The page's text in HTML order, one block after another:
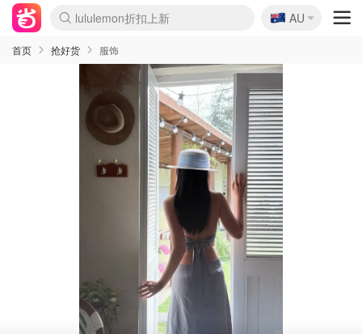
lululemon折扣上新
Sasa美妆护肤3.5折
SSENSE年中3折
FreshBeauty好价汇总
Cettire降价+叠9折
Farfetch折上8折
WWS Coles超市实拍
viagogo二手票捡漏
Myer清仓1折起
The Outnet奢牌1折起
David Jones 3折起
Flannels大牌1折
Perfumes Club护肤1折
AMIRO返校季6.2折
Oweek抽奖送Airpods
Amazon折扣汇总
eToro入金$200送$50
Amazon数码好物
ICONIC本周7.5折
ThedoubleF高奢地板价
Moose Knuckles 6折
丝芙兰5折起
EUFY官网3.7折起
Selenichast首饰2折
Trip机票酒店促销
YSL送5件彩妆礼
Amazon家居好物
BIGBANG巡演开票
David Jones时尚3折
Amazon美妆护肤
雅漾大喷$8
过敏原检测盒$33
伊索独家赠50ml沐浴露
科颜氏清仓3折
SEALIFE海洋馆门票6折
丝塔芙大白罐$16
订阅Newsletter送香薰
Cult Beauty 6.8折
Harrods圣诞日历2.3折
LN-CC奢牌私促3折
d'Alba空姐喷雾$16
EVE LOM套装逆天2折
Bernardelli独家4折
Adore Beauty 6折起
CT圣诞日历
Mytheresa奢品2.7折
Luxury Escapes 9折
Currentbody美容仪9折
MOON Garden Live
ALLSAINTS美衣3折
Roborock扫地机3.7折
Tingo Life水杯$24
Valentino官网5折
CR洗发护发6.3折
修丽可套装7.4折
🇦🇺
AU
首页 抢好货 服饰